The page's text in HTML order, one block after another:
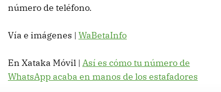
número de teléfono.
Vía e imágenes | WaBetaInfo
En Xataka Móvil | Así es cómo tu número de
WhatsApp acaba en manos de los estafadores